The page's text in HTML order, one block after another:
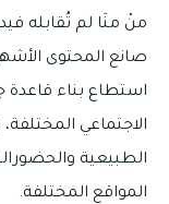
منْ منَا لم تُقابله
صانع المحتوى
استطاع بناء
الاجتماعي
الطبيعية
المواقع المختلفة.